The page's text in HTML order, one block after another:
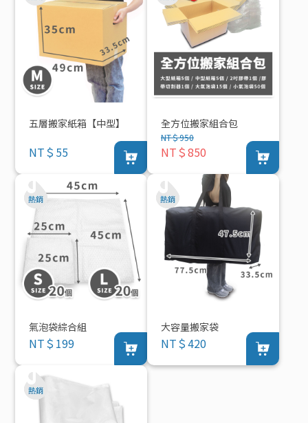
五層搬家紙箱【中型】
NT＄55
全方位搬家組合包
NT＄950
NT＄850
氣泡袋綜合組
NT＄199
大容量搬家袋
NT＄420